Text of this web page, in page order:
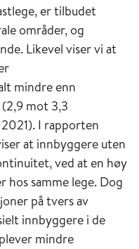
er tilbudet
områder, og
Likevel viser vi at
mindre enn
mot 3,3
I rapporten
at innbyggere uten
ved at en høy
hos samme lege. Dog
på tvers av
innbyggere i de
mindre